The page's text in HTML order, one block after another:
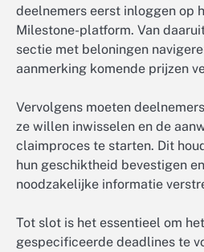
deelnemers eerst inloggen op
Milestone-platform. Van
sectie met beloningen
aanmerking komende prijzen
Vervolgens moeten
ze willen inwisselen en de
claimproces te starten. Dit
hun geschiktheid bevestigen
noodzakelijke informatie
Tot slot is het essentieel om
gespecificeerde deadlines te